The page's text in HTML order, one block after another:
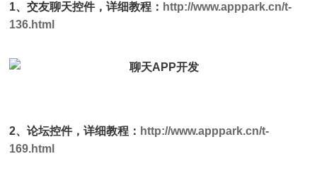
1、交友聊天控件，详细教程： http://www.apppark.cn/t-
136.html
2、论坛控件，详细教程： http://www.apppark.cn/t-
169.html